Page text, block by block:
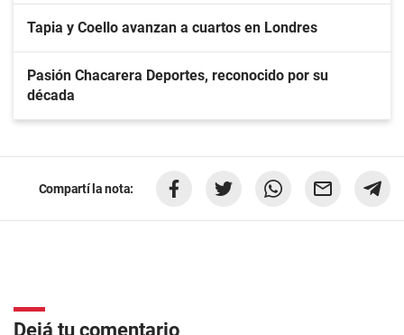
Tapia y Coello avanzan a cuartos en Londres
Pasión Chacarera Deportes, reconocido por su
década
Compartí la nota:
Dejá tu comentario